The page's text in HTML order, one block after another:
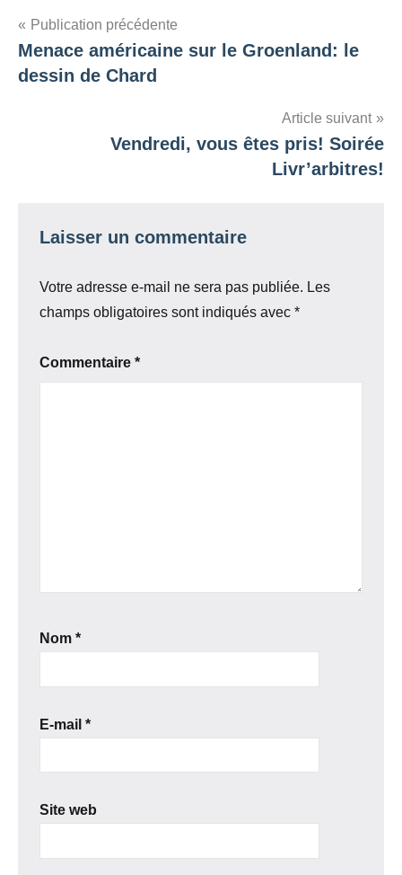
Navigation
de
Publication précédente
Menace américaine sur le Groenland: le
dessin de Chard
Article suivant
Vendredi, vous êtes pris! Soirée
Livr’arbitres!
Laisser un commentaire
Votre adresse e-mail ne sera pas publiée. Les
champs obligatoires sont indiqués avec *
Commentaire *
Nom *
E-mail *
Site web